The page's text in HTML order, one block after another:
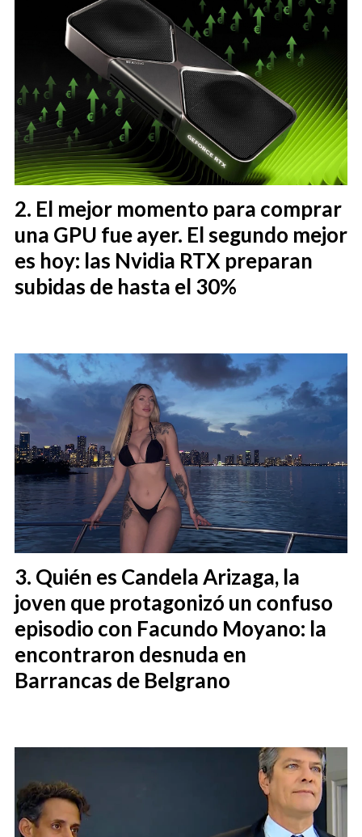
El mejor momento para comprar
una GPU fue ayer. El segundo mejor
es hoy: las Nvidia RTX preparan
subidas de hasta el 30%
Quién es Candela Arizaga, la
joven que protagonizó un confuso
episodio con Facundo Moyano: la
encontraron desnuda en
Barrancas de Belgrano